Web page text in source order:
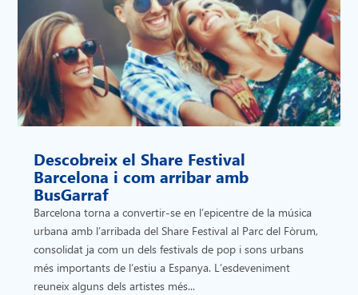
Descobreix el Share Festival
Barcelona i com arribar amb
BusGarraf
Barcelona torna a convertir-se en l’epicentre de la música
urbana amb l’arribada del Share Festival al Parc del Fòrum,
consolidat ja com un dels festivals de pop i sons urbans
més importants de l’estiu a Espanya. L’esdeveniment
reuneix alguns dels artistes més...